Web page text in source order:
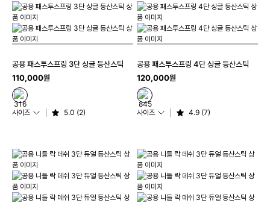
공용 패스투스프링 3단 싱글 등산스틱
110,000원
사이즈 5.0 (2)
공용 패스투스프링 4단 싱글 등산스틱
120,000원
사이즈 4.9 (7)